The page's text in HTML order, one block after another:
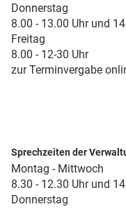
Donnerstag
8.00 - 13.00 Uhr und
Freitag
8.00 - 12-30 Uhr
zur Terminvergabe
Sprechzeiten der
Montag - Mittwoch
8.30 - 12.30 Uhr und
Donnerstag